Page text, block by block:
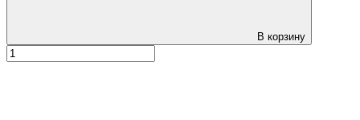
В корзину